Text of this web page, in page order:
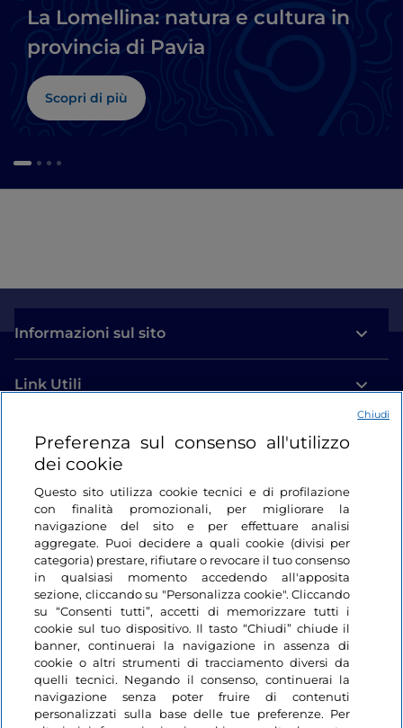
La Lomellina: natura e cultura in
provincia di Pavia
Scopri di più
Informazioni sul sito
Link Utili
Login
Restiamo in contatto
Preferenza sul consenso all'utilizzo
dei cookie
Questo sito utilizza cookie tecnici e di profilazione
con finalità promozionali, per migliorare la
navigazione del sito e per effettuare analisi
aggregate. Puoi decidere a quali cookie (divisi per
categoria) prestare, rifiutare o revocare il tuo consenso
in qualsiasi momento accedendo all'apposita
sezione, cliccando su "Personalizza cookie". Cliccando
su “Consenti tutti”, accetti di memorizzare tutti i
cookie sul tuo dispositivo. Il tasto “Chiudi” chiude il
banner, continuerai la navigazione in assenza di
cookie o altri strumenti di tracciamento diversi da
quelli tecnici. Negando il consenso, continuerai la
navigazione senza poter fruire di contenuti
personalizzati sulla base delle tue preferenze. Per
Chiudi